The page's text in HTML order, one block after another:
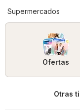
Supermercados
Ofertas
Otras